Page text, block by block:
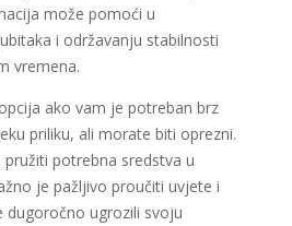
može pomoći u
i održavanju stabilnosti
vremena.
ako vam je potreban brz
priliku, ali morate biti oprezni.
potrebna sredstva u
je pažljivo proučiti uvjete i
dugoročno ugrozili svoju